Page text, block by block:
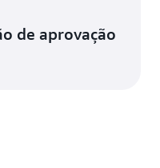
de aprovação